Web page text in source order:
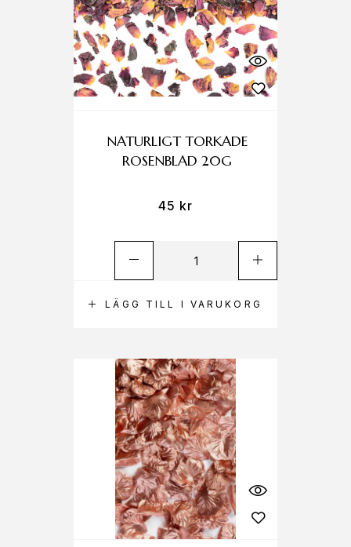
LÄGG TILL I VARUKORG
NATURLIGT TORKADE
ROSENBLAD 20G
45 kr